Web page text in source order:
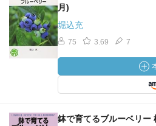
月)
堀込充
75 3.69 7
鉢で育てるブルーベリー